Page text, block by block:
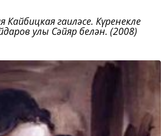
Кайбицкая гаиләсе. Күренекле
улы Сәйяр белән. (2008)